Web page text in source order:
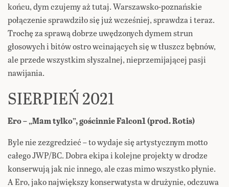
końcu, dym czujemy aż tutaj. Warszawsko-poznańskie
połączenie sprawdziło się już wcześniej, sprawdza i teraz.
Trochę za sprawą dobrze uwędzonych dymem strun
głosowych i bitów ostro wcinających się w tłuszcz bębnów,
ale przede wszystkim słyszalnej, nieprzemijającej pasji
nawijania.
SIERPIEŃ 2021
Ero – „Mam tylko”, gościnnie Falcon1 (prod. Rotis)
Byle nie zezgredzieć – to wydaje się artystycznym motto
całego JWP/BC. Dobra ekipa i kolejne projekty w drodze
konserwują jak nic innego, ale czas mimo wszystko płynie.
A Ero, jako największy konserwatysta w drużynie, odczuwa